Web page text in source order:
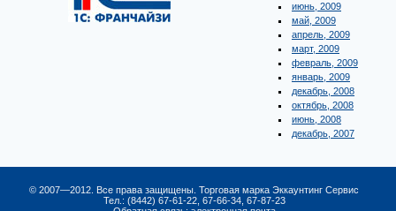
июнь, 2009
май, 2009
апрель, 2009
март, 2009
февраль, 2009
январь, 2009
декабрь, 2008
октябрь, 2008
июнь, 2008
декабрь, 2007
© 2007—2012. Все права защищены. Торговая марка Эккаунтинг Сервис
Тел.: (8442) 67-61-22, 67-66-34, 67-87-23